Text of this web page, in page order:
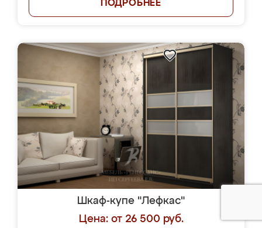
ПОДРОБНЕЕ
Шкаф-купе "Лефкас"
Цена: от 26 500 руб.